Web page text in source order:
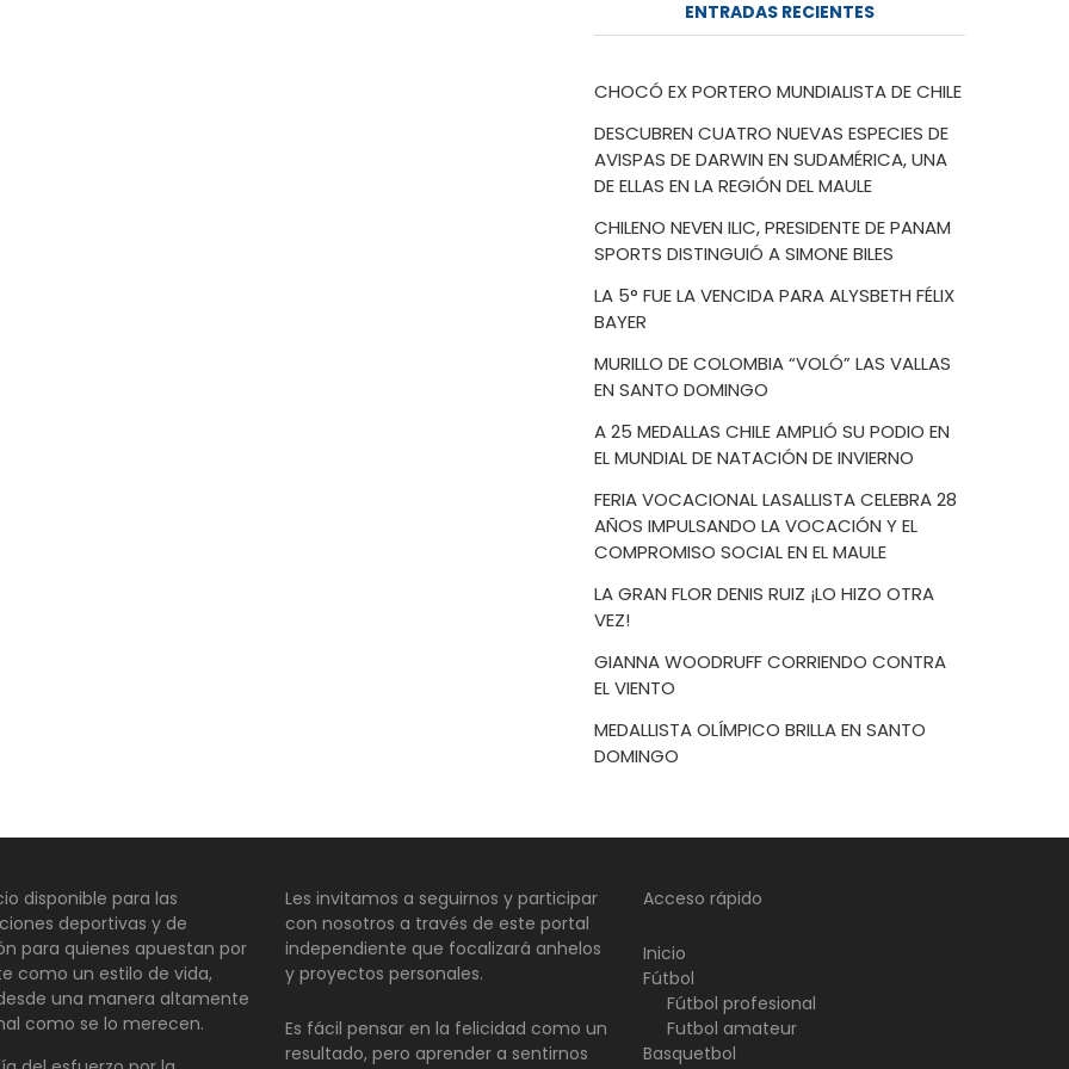
ENTRADAS RECIENTES
CHOCÓ EX PORTERO MUNDIALISTA DE CHILE
DESCUBREN CUATRO NUEVAS ESPECIES DE
AVISPAS DE DARWIN EN SUDAMÉRICA, UNA
DE ELLAS EN LA REGIÓN DEL MAULE
CHILENO NEVEN ILIC, PRESIDENTE DE PANAM
SPORTS DISTINGUIÓ A SIMONE BILES
LA 5° FUE LA VENCIDA PARA ALYSBETH FÉLIX
BAYER
MURILLO DE COLOMBIA “VOLÓ” LAS VALLAS
EN SANTO DOMINGO
A 25 MEDALLAS CHILE AMPLIÓ SU PODIO EN
EL MUNDIAL DE NATACIÓN DE INVIERNO
FERIA VOCACIONAL LASALLISTA CELEBRA 28
AÑOS IMPULSANDO LA VOCACIÓN Y EL
COMPROMISO SOCIAL EN EL MAULE
LA GRAN FLOR DENIS RUIZ ¡LO HIZO OTRA
VEZ!
GIANNA WOODRUFF CORRIENDO CONTRA
EL VIENTO
MEDALLISTA OLÍMPICO BRILLA EN SANTO
DOMINGO
disponible para las
deportivas y de
para quienes apuestan por
como un estilo de vida,
una manera altamente
como se lo merecen.
Les invitamos a seguirnos y participar
con nosotros a través de este portal
independiente que focalizará anhelos
y proyectos personales.
Es fácil pensar en la felicidad como un
resultado, pero aprender a sentirnos
Acceso rápido
Inicio
Fútbol
Fútbol profesional
Futbol amateur
Basquetbol